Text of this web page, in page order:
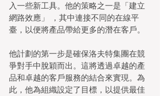
入一些新工具。他的策略之一是「建立
網路效應」 ，其中連接不同的在線平
臺，以便將產品帶給更多的潛在客戶。
他計劃的第一步是確保洛夫特集團在競
爭對手中脫穎而出。這將透過卓越的產
品和卓越的客戶服務的結合來實現。為
此，他為組織設定了目標，以提供最佳